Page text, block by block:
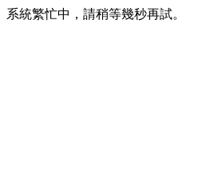
系統繁忙中，請稍等幾秒再試。